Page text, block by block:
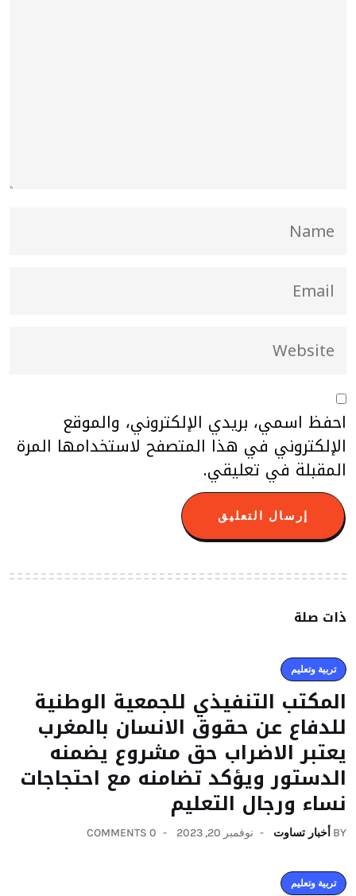
احفظ اسمي، بريدي الإلكتروني، والموقع
الإلكتروني في هذا المتصفح لاستخدامها المرة
المقبلة في تعليقي.
ذات صلة
تربية وتعليم
المكتب التنفيذي للجمعية الوطنية
للدفاع عن حقوق الانسان بالمغرب
يعتبر الاضراب حق مشروع يضمنه
الدستور ويؤكد تضامنه مع احتجاجات
نساء ورجال التعليم
BY أخبار تساوت نوفمبر 20, 2023 0 COMMENTS
تربية وتعليم